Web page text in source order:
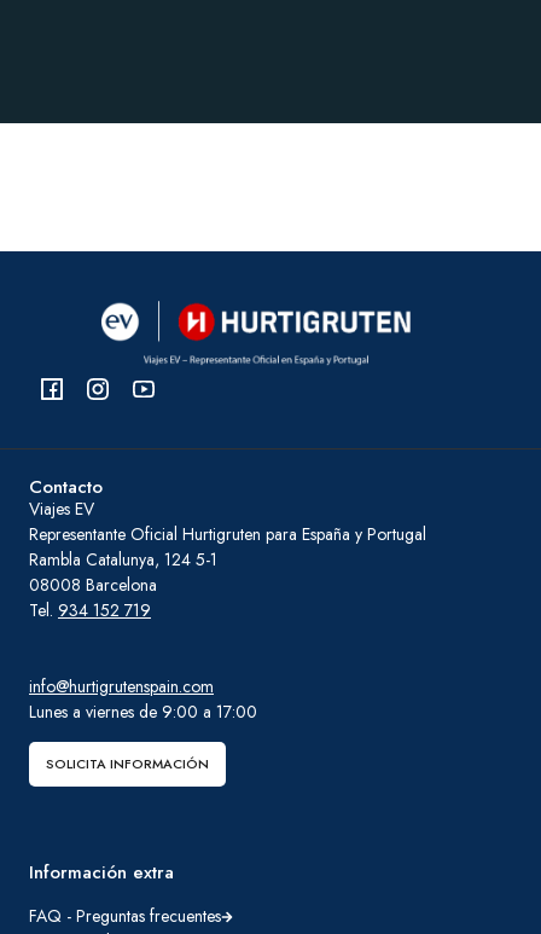
Contacto
Viajes EV
Representante Oficial Hurtigruten para España y Portugal
Rambla Catalunya, 124 5-1
08008 Barcelona
Tel. 934 152 719
info@hurtigrutenspain.com
Lunes a viernes de 9:00 a 17:00
SOLICITA INFORMACIÓN
Información extra
FAQ - Preguntas frecuentes